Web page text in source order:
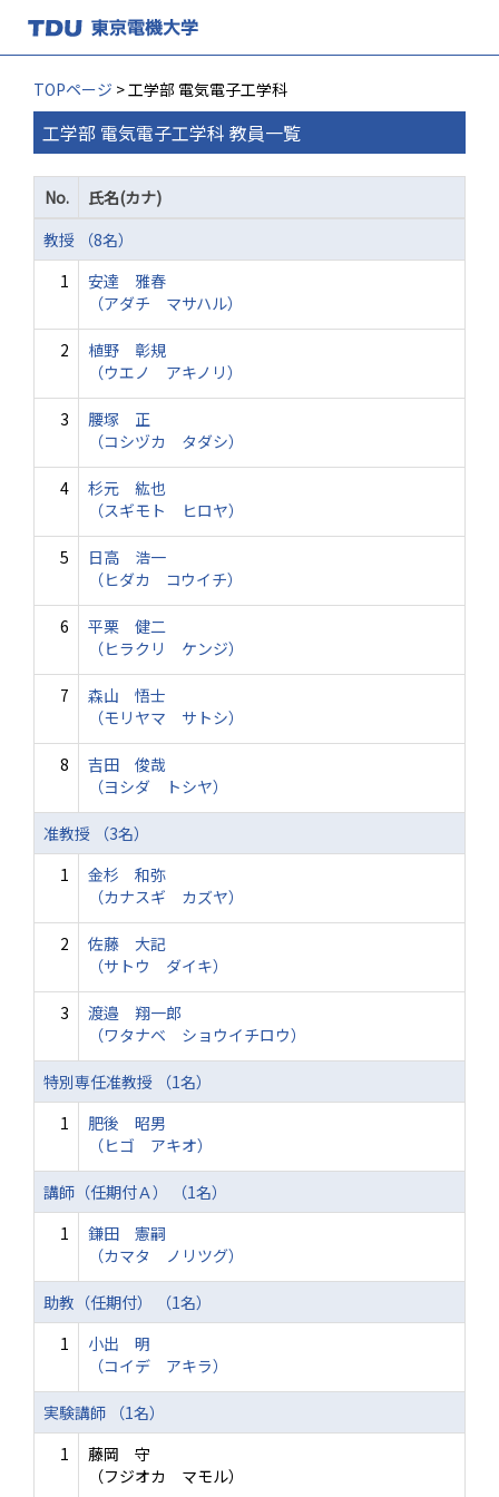
TOPページ > 工学部 電気電子工学科
工学部 電気電子工学科 教員一覧
No.
氏名(カナ)
教授 （8名）
1
安達 雅春
（アダチ マサハル）
2
植野 彰規
（ウエノ アキノリ）
3
腰塚 正
（コシヅカ タダシ）
4
杉元 紘也
（スギモト ヒロヤ）
5
日高 浩一
（ヒダカ コウイチ）
6
平栗 健二
（ヒラクリ ケンジ）
7
森山 悟士
（モリヤマ サトシ）
8
吉田 俊哉
（ヨシダ トシヤ）
准教授 （3名）
1
金杉 和弥
（カナスギ カズヤ）
2
佐藤 大記
（サトウ ダイキ）
3
渡邉 翔一郎
（ワタナベ ショウイチロウ）
特別専任准教授 （1名）
1
肥後 昭男
（ヒゴ アキオ）
講師（任期付Ａ） （1名）
1
鎌田 憲嗣
（カマタ ノリツグ）
助教（任期付） （1名）
1
小出 明
（コイデ アキラ）
実験講師 （1名）
1
藤岡 守
（フジオカ マモル）